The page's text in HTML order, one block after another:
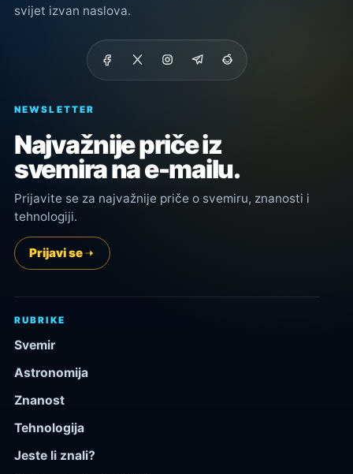
svijet izvan naslova.
NEWSLETTER
Najvažnije priče iz
svemira na e-mailu.
Prijavite se za najvažnije priče o svemiru, znanosti i
tehnologiji.
Prijavi se
RUBRIKE
Svemir
Astronomija
Znanost
Tehnologija
Jeste li znali?